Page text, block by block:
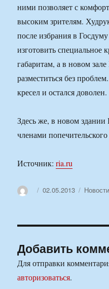
ними позволяет с
высоким зрителям.
после избрания в
изготовить специальное
габаритам, а в новом
разместиться без
кресел и остался доволен.
Здесь же, в новом
членами
Источник:ria.ru
АвторОпубликовано
02.05.2013 Рубрики
Новости
Добавить
Для отправки
авторизоваться.